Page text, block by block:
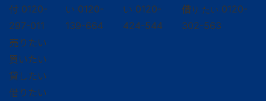
付 0120-
297-011
い 0120-
139-664
い 0120-
424-544
借り たい 0120-
302-563
売りたい
買いたい
貸したい
借りたい